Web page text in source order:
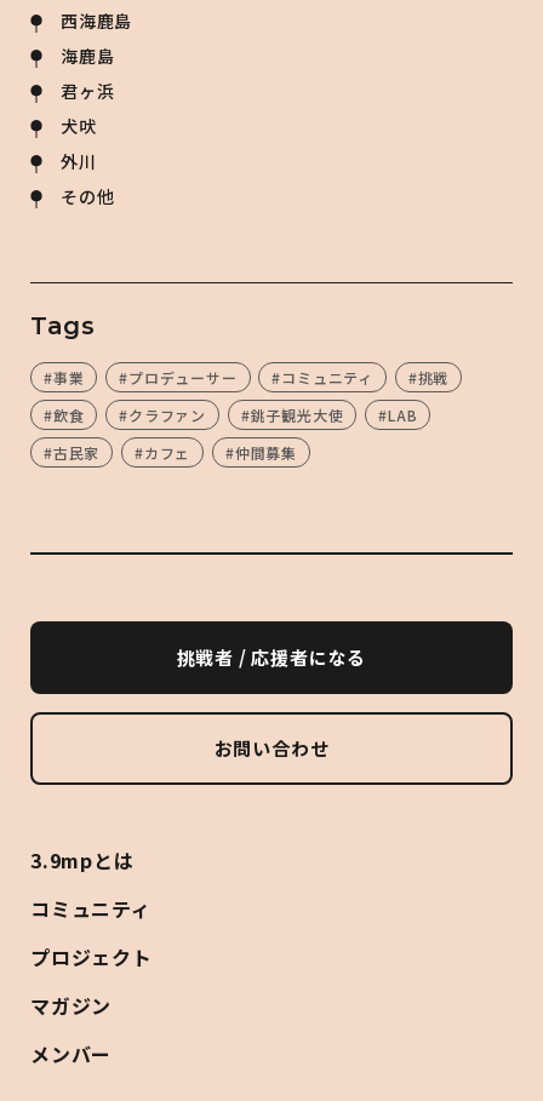
西海鹿島
海鹿島
君ヶ浜
犬吠
外川
その他
Tags
#事業 #プロデューサー #コミュニティ
#挑戦
#飲食
#クラファン #銚子観光大使
#LAB
#古民家
#カフェ #仲間募集
挑戦者 / 応援者になる
お問い合わせ
3.9mpとは
コミュニティ
プロジェクト
マガジン
メンバー